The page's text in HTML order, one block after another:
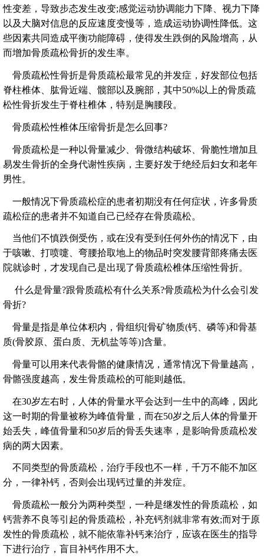
性变差，导致步态发生改变;感觉运动协调能力下降、视力下降
以及大脑对信息的反应速度变慢等，造成运动协调性降低。这
些因素共同造成平衡功能障碍，使得发生跌倒的风险增高，从
而增加骨质疏松骨折的发生率。
骨质疏松性骨折是骨质疏松最常见的并发症，好发部位包括
脊柱椎体、肱骨近端、髋部以及腕部，其中50%以上的骨质疏
松性骨折发生于脊柱椎体，特别是胸腰段。
骨质疏松性椎体压缩骨折是怎么回事?
骨质疏松是一种以骨量减少、骨微结构破坏、骨脆性增加且
易发生骨折的全身代谢性疾病，主要好发于绝经后妇女和老年
男性。
一般情况下骨质疏松症的患者初期没有任何症状，许多骨质
疏松症的患者并不知道自己已经存在骨质疏松。
当他们不慎跌倒受伤，或在没有受到任何外伤的情况下，由
于咳嗽、打喷嚏、弯腰拾取地上的物品时突发腰背部疼痛去医
院就诊时，才发现自己是出现了骨质疏松椎体压缩性骨折。
什么是骨量?跟骨质疏松有什么关系?骨质疏松为什么会引发
骨折?
骨量是指是单位体积内，骨组织[骨矿物质(钙、磷等)和骨基
质(骨胶原、蛋白质、无机盐等等)]含量。
骨量可以用来代表骨骼的健康情况，通常情况下骨量越高，
骨骼强度越高，发生骨质疏松的可能则越低。
在30岁左右时，人体的骨量水平会达到一生中的高峰，因此
这一时期的骨量被称为峰值骨量，而在50岁之后人体的骨量开
始丢失，峰值骨量和50岁后的骨丢失速率，是影响骨质疏松发
病的两大因素。
不同类型的骨质疏松，治疗手段也不一样，千万不能不加区
分，一律补钙，否则会出现钙过量的并发症。
骨质疏松一般分为两种类型，一种是继发性的骨质疏松，如
钙营养不良等引起的骨质疏松，补充钙剂就非常有效;而对于原
发性的骨质疏松，就不能依靠补钙来治疗，应该在医生的指导
下进行治疗，盲目补钙作用不大。